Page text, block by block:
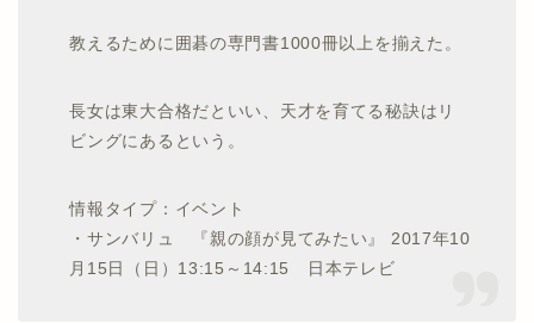
教えるために囲碁の専門書1000冊以上を揃えた。
長女は東大合格だといい、天才を育てる秘訣はリ
ビングにあるという。
情報タイプ：イベント
・サンバリュ 『親の顔が見てみたい』 2017年10
月15日（日）13:15～14:15 日本テレビ